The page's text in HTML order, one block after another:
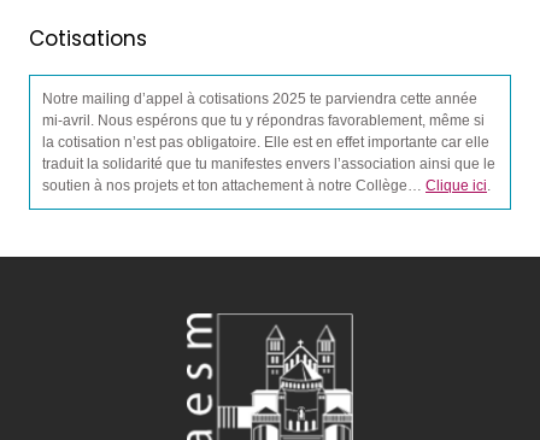
Cotisations
Notre mailing d’appel à cotisations 2025 te parviendra cette année
mi-avril. Nous espérons que tu y répondras favorablement, même si
la cotisation n’est pas obligatoire. Elle est en effet importante car elle
traduit la solidarité que tu manifestes envers l’association ainsi que le
soutien à nos projets et ton attachement à notre Collège… Clique ici.